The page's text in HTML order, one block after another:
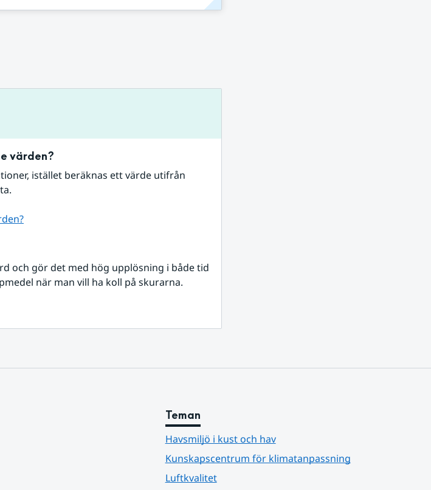
värden?
istället beräknas ett värde utifrån
och gör det med hög upplösning i både tid
när man vill ha koll på skurarna.
Teman
Havsmiljö i kust och hav
Kunskapscentrum för klimatanpassning
Luftkvalitet